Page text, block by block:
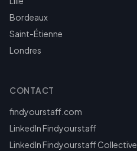
Bordeaux
Saint-Étienne
Londres
CONTACT
findyourstaff.com
LinkedIn Findyourstaff
LinkedIn Findyourstaff Collective